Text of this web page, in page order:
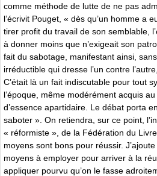
comme méthode de lutte de ne pas
l’écrivit Pouget, « dès qu’un homme a
tirer profit du travail de son semblable,
à donner moins que n’exigeait son
fait du sabotage, manifestant ainsi,
irréductible qui dresse l’un contre
C’était là un fait indiscutable pour tout
l’époque, même modérément acquis
d’essence apartidaire. Le débat porta
saboter ». On retiendra, sur ce point,
« réformiste », de la Fédération du
moyens sont bons pour réussir.
moyens à employer pour arriver à la
appliquer pourvu qu’on le fasse